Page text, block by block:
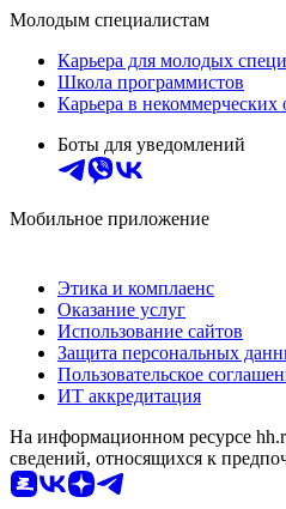
Молодым специалистам
Карьера для молодых
Школа программистов
Карьера в некоммерческих
Боты для уведомлений
Мобильное приложение
Этика и комплаенс
Оказание услуг
Использование сайтов
Защита персональных
Пользовательское
ИТ аккредитация
На информационном ресурсе
сведений, относящихся к